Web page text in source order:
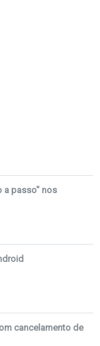
a passo" nos
cancelamento de